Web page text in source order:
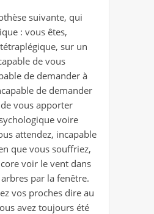
suivante, qui
: vous êtes,
sur un
de vous
de demander à
de demander
vous apporter
voire
attendez, incapable
que vous souffriez,
voir le vent dans
par la fenêtre.
vos proches dire au
avez toujours été